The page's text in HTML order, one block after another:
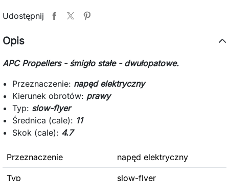
Udostępnij
Opis
APC Propellers - śmigło stałe - dwułopatowe.
Przeznaczenie: napęd elektryczny
Kierunek obrotów: prawy
Typ: slow-flyer
Średnica (cale): 11
Skok (cale): 4.7
Przeznaczenie napęd elektryczny
Typ slow-flyer